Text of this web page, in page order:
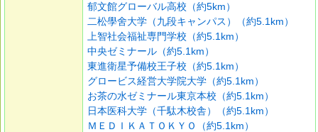
郁文館グローバル高校（約5km）
二松學舍大学（九段キャンパス）（約5.1km）
上智社会福祉専門学校（約5.1km）
中央ゼミナール（約5.1km）
東進衛星予備校王子校（約5.1km）
グロービス経営大学院大学（約5.1km）
お茶の水ゼミナール東京本校（約5.1km）
日本医科大学（千駄木校舎）（約5.1km）
ＭＥＤＩＫＡＴＯＫＹＯ（約5.1km）